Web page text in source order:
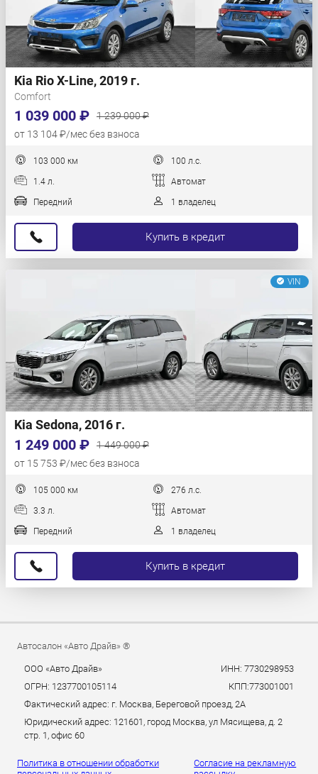
Kia Rio X-Line, 2019 г.
Comfort
1 039 000 ₽
1 239 000 ₽
от 13 104 ₽/мес без взноса
103 000 км 100 л.с.
1.4 л. Автомат
Передний 1 владелец
Купить в кредит
VIN
Kia Sedona, 2016 г.
1 249 000 ₽
1 449 000 ₽
от 15 753 ₽/мес без взноса
105 000 км 276 л.с.
3.3 л. Автомат
Передний 1 владелец
Купить в кредит
Автосалон «Авто Драйв» ®
ООО «Авто Драйв»
ИНН: 7730298953
ОГРН: 1237700105114
КПП:773001001
Фактический адрес: г. Москва, Береговой проезд, 2А
Юридический адрес: 121601, город Москва, ул Мясищева, д. 2
стр. 1, офис 60
Политика в отношении обработки
Согласие на рекламную